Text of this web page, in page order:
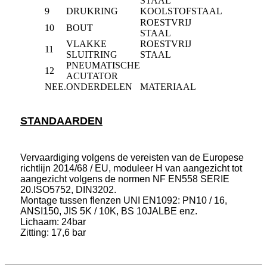
9
DRUKRING
KOOLSTOFSTAAL
10
BOUT
ROESTVRIJ
STAAL
11
VLAKKE
SLUITRING
ROESTVRIJ
STAAL
12
PNEUMATISCHE
ACUTATOR
NEE.ONDERDELEN MATERIAAL
STANDAARDEN
Vervaardiging volgens de vereisten van de Europese
richtlijn 2014/68 / EU, moduleer H van aangezicht tot
aangezicht volgens de normen NF EN558 SERIE
20.ISO5752, DIN3202.
Montage tussen flenzen UNI EN1092: PN10 / 16,
ANSI150, JIS 5K / 10K, BS 10JALBE enz.
Lichaam: 24bar
Zitting: 17,6 bar